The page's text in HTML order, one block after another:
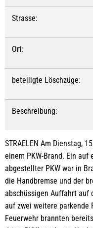
Strasse:
Ort:
beteiligte Löschzüge:
Beschreibung:
STRAELEN Am Dienstag,
einem PKW-Brand. Ein
abgestellter PKW war in
die Handbremse und der
abschüssigen Auffahrt auf
auf zwei weitere parkende
Feuerwehr brannten